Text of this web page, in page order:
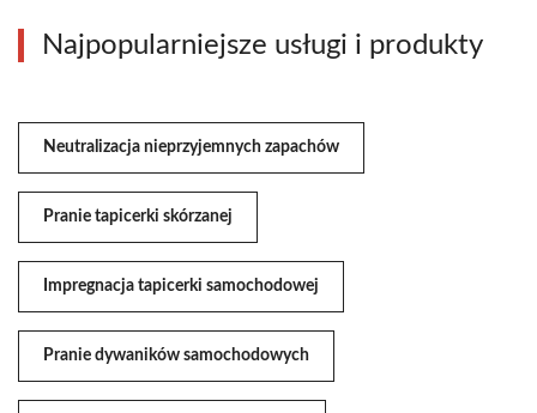
Najpopularniejsze usługi i produkty
Neutralizacja nieprzyjemnych zapachów
Pranie tapicerki skórzanej
Impregnacja tapicerki samochodowej
Pranie dywaników samochodowych